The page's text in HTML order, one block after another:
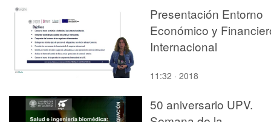
Presentación Entorno
Económico y
Internacional
11:32 · 2018
50 aniversario UPV.